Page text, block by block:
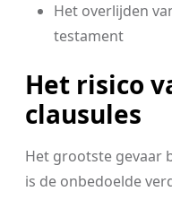
Het overlijden
testament
Het risico
clausules
Het grootste gevaar
is de onbedoelde